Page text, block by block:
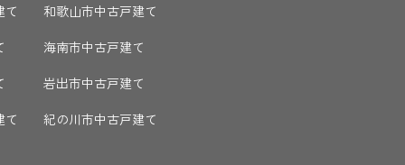
て
て
和歌山市中古戸建て
海南市中古戸建て
岩出市中古戸建て
紀の川市中古戸建て